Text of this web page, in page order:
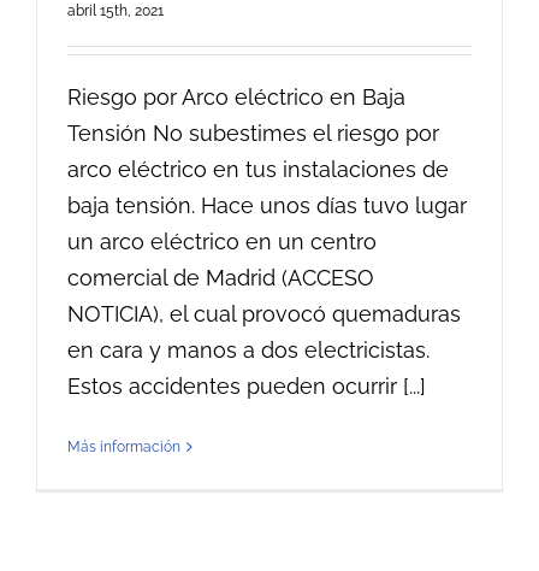
abril 15th, 2021
Riesgo por Arco eléctrico en Baja
Tensión No subestimes el riesgo por
arco eléctrico en tus instalaciones de
baja tensión. Hace unos días tuvo lugar
un arco eléctrico en un centro
comercial de Madrid (ACCESO
NOTICIA), el cual provocó quemaduras
en cara y manos a dos electricistas.
Estos accidentes pueden ocurrir [...]
Más información